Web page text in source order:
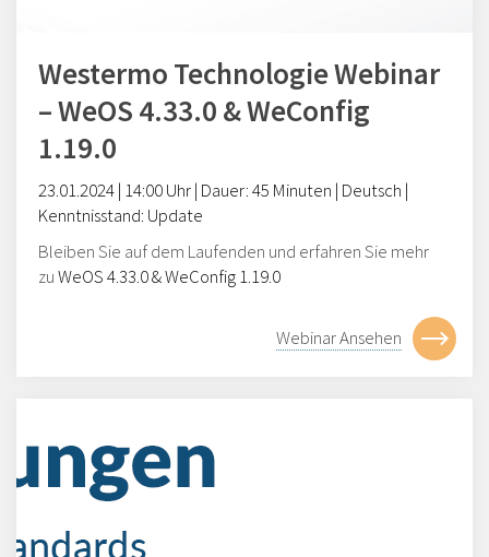
Westermo Technologie Webinar
– WeOS 4.33.0 & WeConfig
1.19.0
23.01.2024| 14:00 Uhr | Dauer: 45 Minuten | Deutsch |
Kenntnisstand: Update
Bleiben Sie auf dem Laufenden und erfahren Sie mehr
zuWeOS4.33.0 &WeConfig1.19.0
Webinar Ansehen